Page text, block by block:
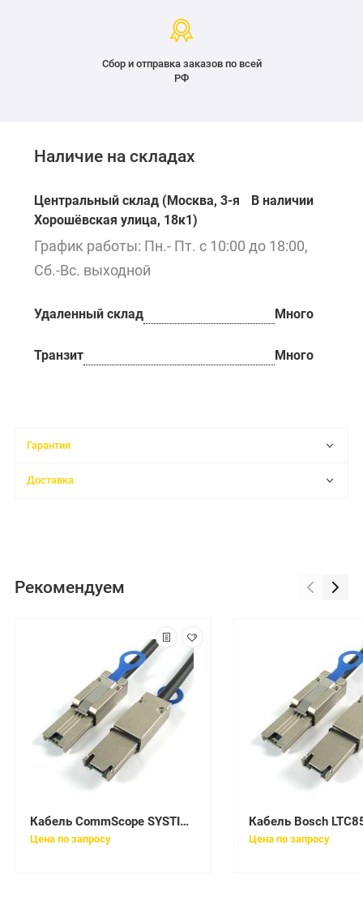
Сбор и отправка заказов по всей
РФ
Наличие на складах
Центральный склад (Москва, 3-я
Хорошёвская улица, 18к1)
В наличии
График работы: Пн.- Пт. с 10:00 до 18:00,
Сб.-Вс. выходной
Удаленный склад Много
Транзит Много
Гарантия
Доставка
Рекомендуем
Кабель CommScope SYSTIMAX CA111K2-08F017
Цена по запросу Цена по запросу